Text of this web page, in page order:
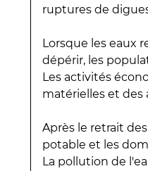
ruptures de
Lorsque les eaux
dépérir, les
Les activités
matérielles et des
Après le retrait
potable et les
La pollution de